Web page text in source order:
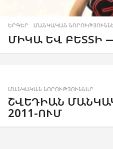
ԵՐԳԵՐ ,ՄԱՆԿԱԿԱՆ
ՄԻԿԱ ԵՎ ԲԵՏՏԻ
ՄԱՆԿԱԿԱՆ ՆՈՐՈՒԹՅՈՒՆՆԵՐ
ՇՎԵԴԻԱՆ
2011-ՈՒՄ